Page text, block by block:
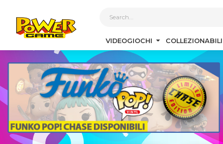
VIDEOGIOCHI COLLEZIONABILI